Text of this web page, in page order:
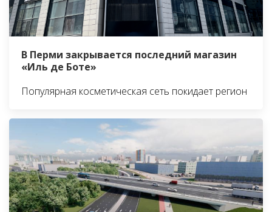
В Перми закрывается последний магазин
«Иль де Боте»
Популярная косметическая сеть покидает регион